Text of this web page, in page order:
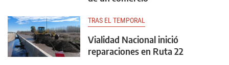
TRAS EL TEMPORAL
Vialidad Nacional inició
reparaciones en Ruta 22